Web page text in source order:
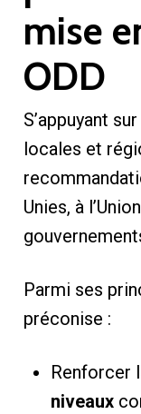
mise
ODD
S’appuyant
locales et
Unies, à
Parmi ses
préconise :
Renforcer
niveaux